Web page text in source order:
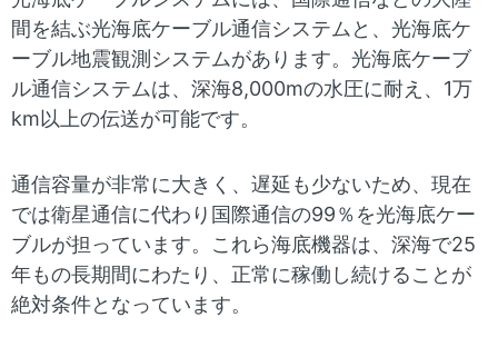
置
を
表
し
て
い
ま
ナ
ビ
ゲ
シ
ョ
ン
間を結ぶ光海底ケーブル通信システムと、光海底ケ
ーブル地震観測システムがあります。光海底ケーブ
ル通信システムは、深海8,000mの水圧に耐え、1万
km以上の伝送が可能です。
通信容量が非常に大きく、遅延も少ないため、現在
では衛星通信に代わり国際通信の99％を光海底ケー
ブルが担っています。これら海底機器は、深海で25
年もの長期間にわたり、正常に稼働し続けることが
絶対条件となっています。